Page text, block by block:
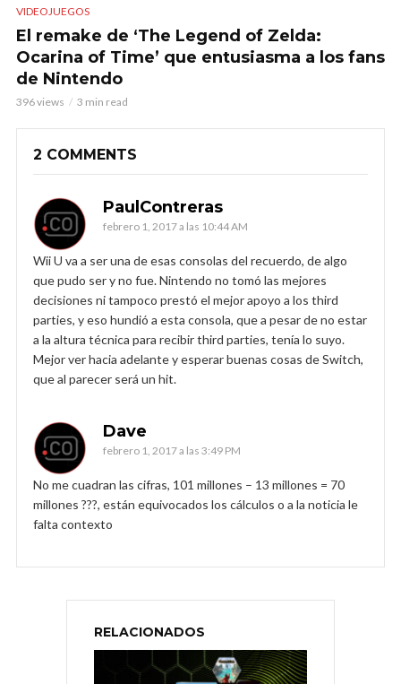
VIDEOJUEGOS
El remake de ‘The Legend of Zelda:
Ocarina of Time’ que entusiasma a los fans
de Nintendo
396 views 3 min read
2 COMMENTS
PaulContreras
febrero 1, 2017 a las 10:44 AM
Wii U va a ser una de esas consolas del recuerdo, de algo
que pudo ser y no fue. Nintendo no tomó las mejores
decisiones ni tampoco prestó el mejor apoyo a los third
parties, y eso hundió a esta consola, que a pesar de no estar
a la altura técnica para recibir third parties, tenía lo suyo.
Mejor ver hacia adelante y esperar buenas cosas de Switch,
que al parecer será un hit.
Dave
febrero 1, 2017 a las 3:49 PM
No me cuadran las cifras, 101 millones – 13 millones = 70
millones ???, están equivocados los cálculos o a la noticia le
falta contexto
RELACIONADOS